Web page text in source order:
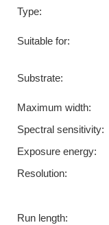
Type:
Suitable for:
Substrate:
Maximum width:
Spectral sensitivity:
Exposure energy:
Resolution:
Run length: